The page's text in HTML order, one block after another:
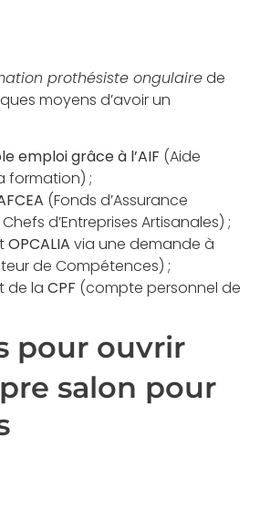
prothésiste ongulairede
moyens d’avoir un
emploi grâce à l’AIF (Aide
formation) ;
(Fonds d’Assurance
d’Entreprises Artisanales) ;
OPCALIA via une demande à
de Compétences) ;
de la CPF (compte personnel de
pour ouvrir
salon pour